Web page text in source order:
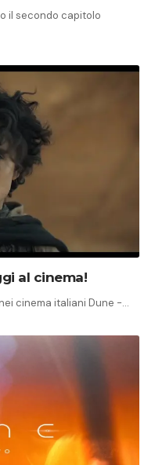
il secondo capitolo
al cinema!
cinema italiani Dune -…